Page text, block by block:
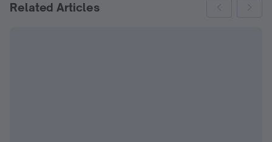
Related Articles